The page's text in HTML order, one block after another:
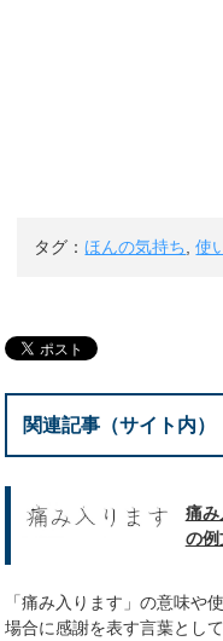
タグ：ほんの気持ち ,使
関連記事（サイト内）
痛み
の例
「痛み入ります」の意味や
場合に感謝を表す言葉とし